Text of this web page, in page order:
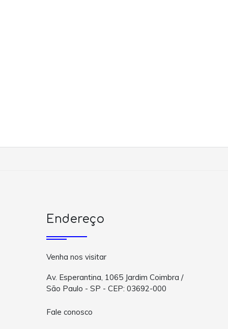
Endereço
Venha nos visitar
Av. Esperantina, 1065 Jardim Coimbra /
São Paulo - SP - CEP: 03692-000
Fale conosco